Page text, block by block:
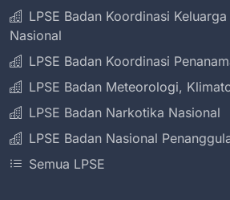
LPSE Badan Koordinasi
Nasional
LPSE Badan Koordinasi
LPSE Badan Meteorologi,
LPSE Badan Narkotika Nasional
LPSE Badan Nasional
Semua LPSE